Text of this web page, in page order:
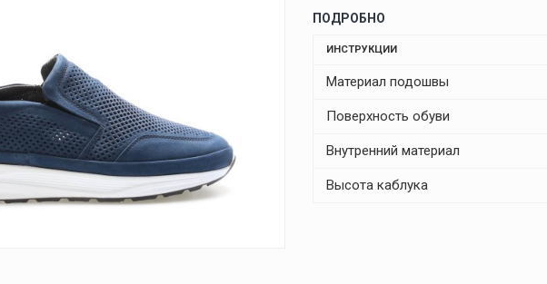
ПОДРОБНО
ИНСТРУКЦИИ
Материал подошвы
Поверхность обуви
Внутренний материал
Высота каблука